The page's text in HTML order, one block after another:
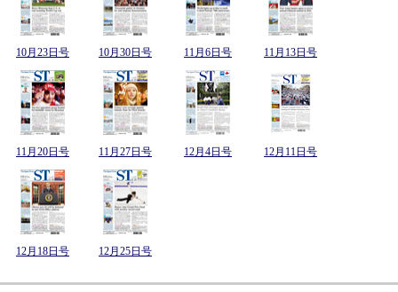
10月23日号 10月30日号 11月6日号 11月13日号
11月20日号 11月27日号 12月4日号 12月11日号
12月18日号 12月25日号